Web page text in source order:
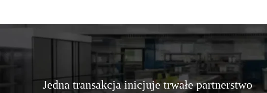
Jedna transakcja inicjuje trwałe partnerstwo